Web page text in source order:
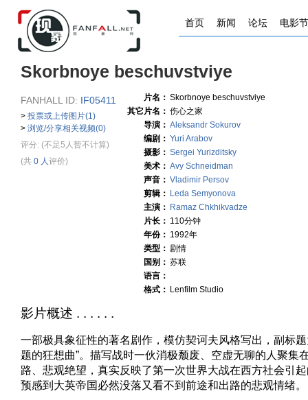
首页 新闻 论坛 电影节
Skorbnoye beschuvstviye
FANHALL ID: IF05411
> 投票或上传图片(1)
> 浏览/分享相关视频(0)
评分: (不足5人暂不计算)
(共 0 人评价)
片名： Skorbnoye beschuvstviye
其它片名： 伤心之家
导演： Aleksandr Sokurov
编剧： Yuri Arabov
摄影： Sergei Yurizditsky
美术： Avy Schneidman
声音： Vladimir Persov
剪辑： Leda Semyonova
主演： Ramaz Chkhikvadze
片长： 110分钟
年份： 1992年
类型： 剧情
国别： 苏联
语言：
格式： Lenfilm Studio
影片概述 . . . . . .
一部极具象征性的著名剧作，模仿契诃夫风格写出，副标
题的狂想曲”。描写战时一伙消极颓废、空虚无聊的人聚集
路、悲观绝望，真实反映了第一次世界大战在西方社会引
预感到大英帝国必然没落又看不到前途和出路的悲观情绪。